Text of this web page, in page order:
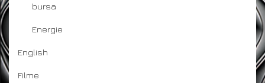
bursa
Energie
English
Filme